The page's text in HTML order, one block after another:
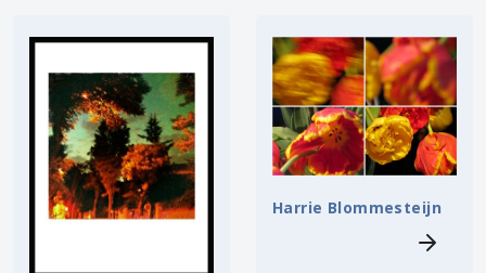
Harrie Blommesteijn